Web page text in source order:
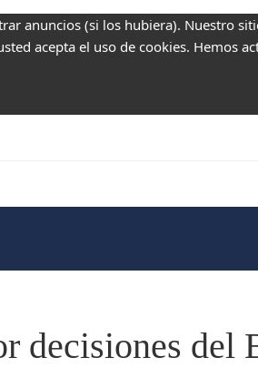
anuncios (si los hubiera). Nuestro
acepta el uso de cookies. Hemos
decisiones del